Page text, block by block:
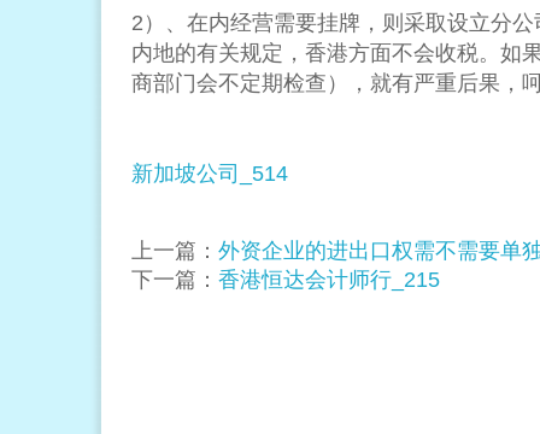
2）、在内经营需要挂牌，则采取设立分
内地的有关规定，香港方面不会收税。如
商部门会不定期检查），就有严重后果，
新加坡公司_514
上一篇： 外资企业的进出口权需不需要单
下一篇： 香港恒达会计师行_215